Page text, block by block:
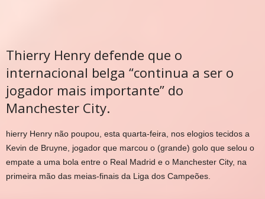
Thierry Henry defende que o
internacional belga “continua a ser o
jogador mais importante” do
Manchester City.
hierry Henry não poupou, esta quarta-feira, nos elogios tecidos a
Kevin de Bruyne, jogador que marcou o (grande) golo que selou o
empate a uma bola entre o Real Madrid e o Manchester City, na
primeira mão das meias-finais da Liga dos Campeões.